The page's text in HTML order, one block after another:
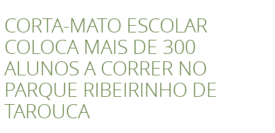
CORTA-MATO ESCOLAR
COLOCA MAIS DE 300
ALUNOS A CORRER NO
PARQUE RIBEIRINHO DE
TAROUCA